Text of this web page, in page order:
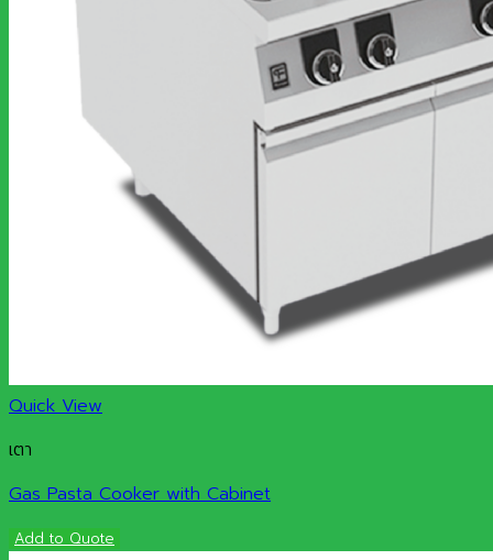
Quick View
เตา
Gas Pasta Cooker with Cabinet
Add to Quote